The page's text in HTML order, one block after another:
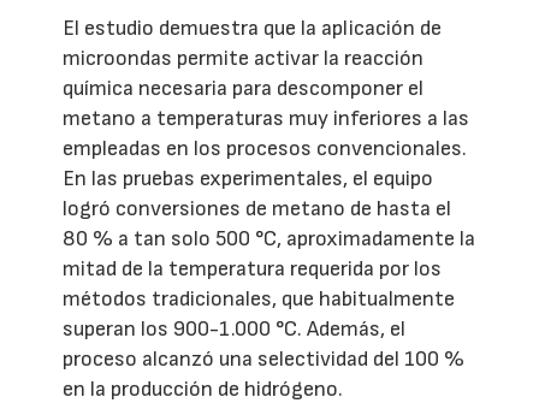
El estudio demuestra que la aplicación de
microondas permite activar la reacción
química necesaria para descomponer el
metano a temperaturas muy inferiores a las
empleadas en los procesos convencionales.
En las pruebas experimentales, el equipo
logró conversiones de metano de hasta el
80 % a tan solo 500 °C, aproximadamente la
mitad de la temperatura requerida por los
métodos tradicionales, que habitualmente
superan los 900-1.000 °C. Además, el
proceso alcanzó una selectividad del 100 %
en la producción de hidrógeno.